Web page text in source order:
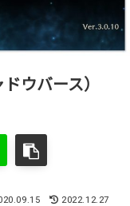
ウバース）
2022.12.27